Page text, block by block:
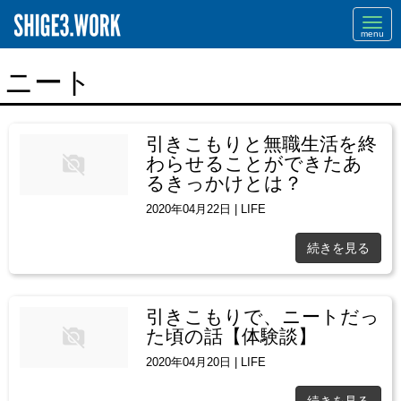
ニート
引きこもりと無職生活を終
わらせることができたあ
るきっかけとは？
2020年04月22日 LIFE
続きを見る
引きこもりで、ニートだっ
た頃の話【体験談】
2020年04月20日 LIFE